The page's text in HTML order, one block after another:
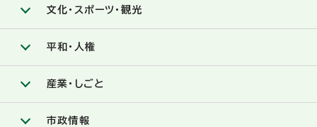
文化・スポーツ・観光
平和・人権
産業・しごと
市政情報